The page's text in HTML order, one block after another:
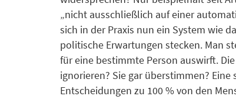
„nicht ausschließlich auf einer
sich in der Praxis nun ein System wie
politische Erwartungen stecken. Man
für eine bestimmte Person auswirft.
ignorieren? Sie gar überstimmen?
Entscheidungen zu 100 % von den